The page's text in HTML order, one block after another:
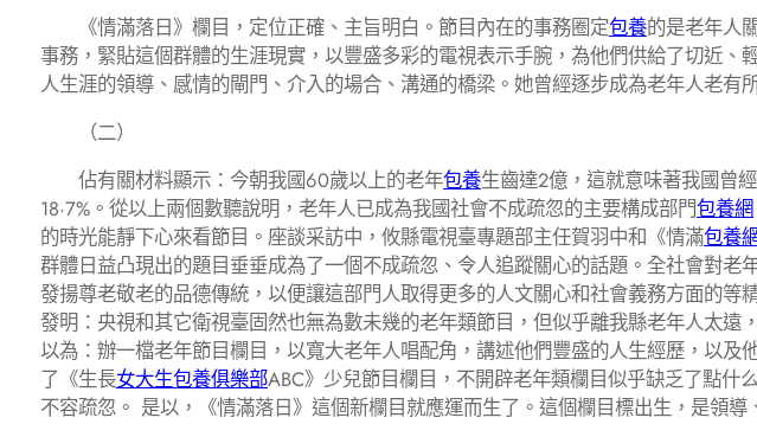
《情滿落日》欄目，定位正確、主旨明白。節目內在的事務圈定包養的是老年人
事務，緊貼這個群體的生涯現實，以豐盛多彩的電視表示手腕，為他們供給了切近、
人生涯的領導、感情的閘門、介入的場合、溝通的橋梁。她曾經逐步成為老年人老有
（二）
佔有關材料顯示：今朝我國60歲以上的老年包養生齒達2億，這就意味著我國曾
18·7%。從以上兩個數聽說明，老年人已成為我國社會不成疏忽的主要構成部門包養網
的時光能靜下心來看節目。座談采訪中，攸縣電視臺專題部主任賀羽中和《情滿包養
群體日益凸現出的題目垂垂成為了一個不成疏忽、令人追蹤關心的話題。全社會對
發揚尊老敬老的品德傳統，以便讓這部門人取得更多的人文關心和社會義務方面的
發明：央視和其它衛視臺固然也無為數未幾的老年類節目，但似乎離我縣老年人太
以為：辦一檔老年節目欄目，以寬大老年人唱配角，講述他們豐盛的人生經歷，以及
了《生長女大生包養俱樂部ABC》少兒節目欄目，不開辟老年類欄目似乎缺乏了點
不容疏忽。 是以，《情滿落日》這個新欄目就應運而生了。這個欄目標出生，是領